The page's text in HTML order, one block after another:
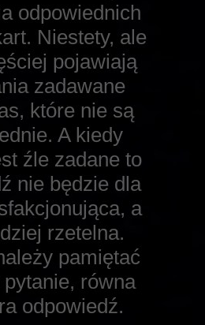
odpowiednich
Niestety, ale
pojawiają
zadawane
które nie są
A kiedy
źle zadane to
nie będzie dla
a
rzetelna.
pamiętać
równa
odpowiedź.